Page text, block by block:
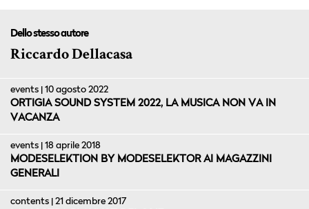
Dello stesso autore
Riccardo Dellacasa
events | 10 agosto 2022
ORTIGIA SOUND SYSTEM 2022, LA MUSICA NON VA IN
VACANZA
events | 18 aprile 2018
MODESELEKTION BY MODESELEKTOR AI MAGAZZINI
GENERALI
contents | 21 dicembre 2017